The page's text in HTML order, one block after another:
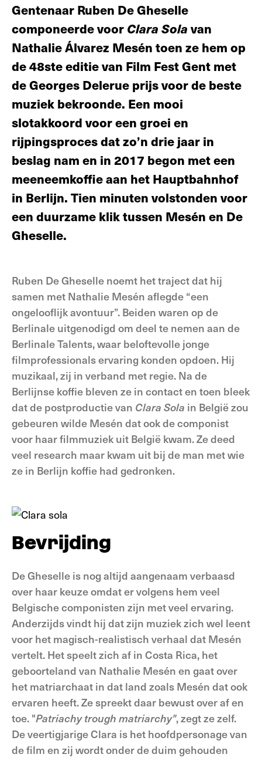
Gentenaar Ruben De Gheselle
componeerde voor Clara Sola van
Nathalie Álvarez Mesén toen ze hem op
de 48ste editie van Film Fest Gent met
de Georges Delerue prijs voor de beste
muziek bekroonde. Een mooi
slotakkoord voor een groei en
rijpingsproces dat zo’n drie jaar in
beslag nam en in 2017 begon met een
meeneemkoffie aan het Hauptbahnhof
in Berlijn. Tien minuten volstonden voor
een duurzame klik tussen Mesén en De
Gheselle.
Ruben De Gheselle noemt het traject dat hij
samen met Nathalie Mesén aflegde “een
ongelooflijk avontuur”. Beiden waren op de
Berlinale uitgenodigd om deel te nemen aan de
Berlinale Talents, waar beloftevolle jonge
filmprofessionals ervaring konden opdoen. Hij
muzikaal, zij in verband met regie. Na de
Berlijnse koffie bleven ze in contact en toen bleek
dat de postproductie van Clara Sola in België zou
gebeuren wilde Mesén dat ook de componist
voor haar filmmuziek uit België kwam. Ze deed
veel research maar kwam uit bij de man met wie
ze in Berlijn koffie had gedronken.
Bevrijding
De Gheselle is nog altijd aangenaam verbaasd
over haar keuze omdat er volgens hem veel
Belgische componisten zijn met veel ervaring.
Anderzijds vindt hij dat zijn muziek zich wel leent
voor het magisch-realistisch verhaal dat Mesén
vertelt. Het speelt zich af in Costa Rica, het
geboorteland van Nathalie Mesén en gaat over
het matriarchaat in dat land zoals Mesén dat ook
ervaren heeft. Ze spreekt daar bewust over af en
toe. "Patriachy trough matriarchy", zegt ze zelf.
De veertigjarige Clara is het hoofdpersonage van
de film en zij wordt onder de duim gehouden